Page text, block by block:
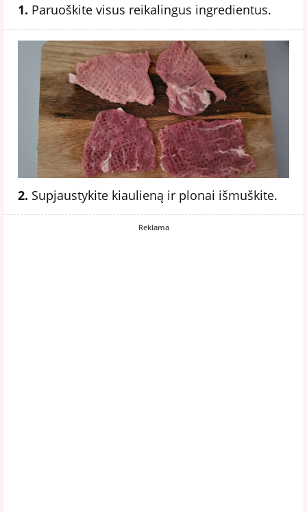
1. Paruoškite visus reikalingus ingredientus.
2. Supjaustykite kiaulieną ir plonai išmuškite.
Reklama